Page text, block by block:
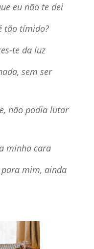
eu não te dei
tão tímido?
te da luz
sem ser
não podia lutar
minha cara
para mim, ainda